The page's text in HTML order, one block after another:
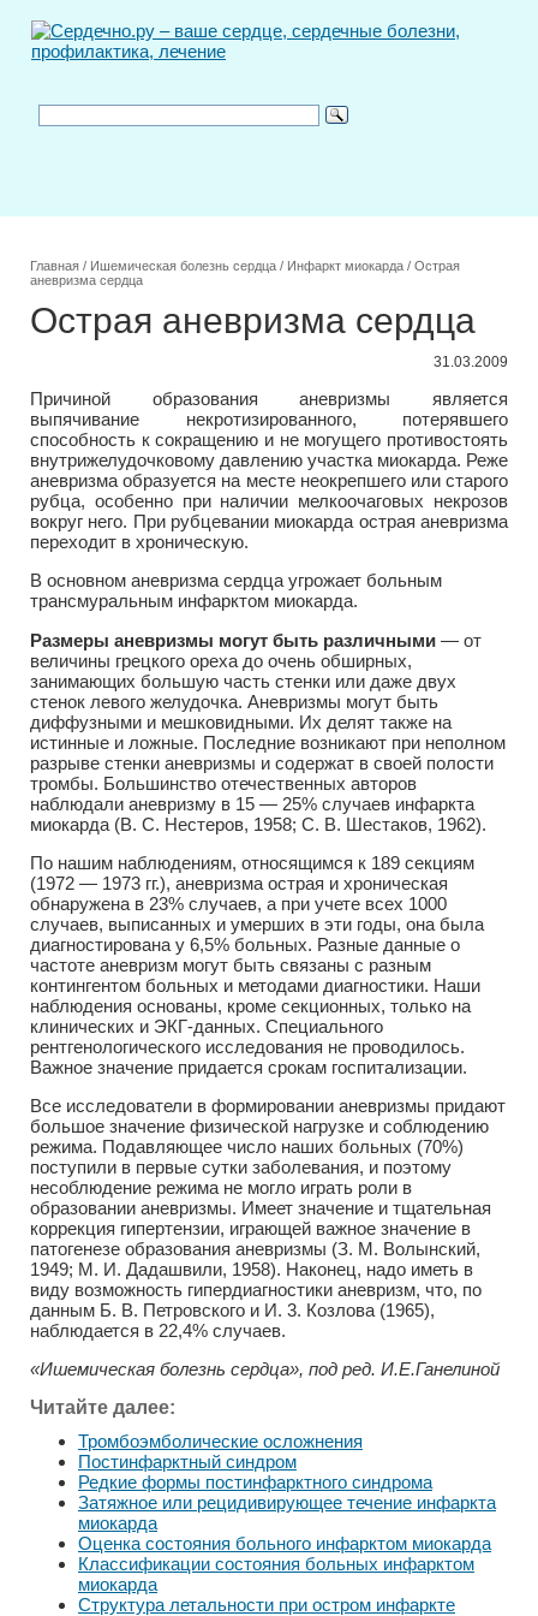
Главная / Ишемическая болезнь сердца / Инфаркт миокарда / Острая
аневризма сердца
Острая аневризма сердца
31.03.2009
Причиной образования аневризмы является
выпячивание некротизированного, потерявшего
способность к сокращению и не могущего противостоять
внутрижелудочковому давлению участка миокарда. Реже
аневризма образуется на месте неокрепшего или старого
рубца, особенно при наличии мелкоочаговых некрозов
вокруг него. При рубцевании миокарда острая аневризма
переходит в хроническую.
В основном аневризма сердца угрожает больным
трансмуральным инфарктом миокарда.
Размеры аневризмы могут быть различными — от
величины грецкого ореха до очень обширных,
занимающих большую часть стенки или даже двух
стенок левого желудочка. Аневризмы могут быть
диффузными и мешковидными. Их делят также на
истинные и ложные. Последние возникают при неполном
разрыве стенки аневризмы и содержат в своей полости
тромбы. Большинство отечественных авторов
наблюдали аневризму в 15 — 25% случаев инфаркта
миокарда (В. С. Нестеров, 1958; С. В. Шестаков, 1962).
По нашим наблюдениям, относящимся к 189 секциям
(1972 — 1973 гг.), аневризма острая и хроническая
обнаружена в 23% случаев, а при учете всех 1000
случаев, выписанных и умерших в эти годы, она была
диагностирована у 6,5% больных. Разные данные о
частоте аневризм могут быть связаны с разным
контингентом больных и методами диагностики. Наши
наблюдения основаны, кроме секционных, только на
клинических и ЭКГ-данных. Специального
рентгенологического исследования не проводилось.
Важное значение придается срокам госпитализации.
Все исследователи в формировании аневризмы придают
большое значение физической нагрузке и соблюдению
режима. Подавляющее число наших больных (70%)
поступили в первые сутки заболевания, и поэтому
несоблюдение режима не могло играть роли в
образовании аневризмы. Имеет значение и тщательная
коррекция гипертензии, играющей важное значение в
патогенезе образования аневризмы (З. М. Волынский,
1949; М. И. Дадашвили, 1958). Наконец, надо иметь в
виду возможность гипердиагностики аневризм, что, по
данным Б. В. Петровского и И. 3. Козлова (1965),
наблюдается в 22,4% случаев.
«Ишемическая болезнь сердца», под ред. И.Е.Ганелиной
Читайте далее:
Тромбоэмболические осложнения
Постинфарктный синдром
Редкие формы постинфарктного синдрома
Затяжное или рецидивирующее течение инфаркта
миокарда
Оценка состояния больного инфарктом миокарда
Классификации состояния больных инфарктом
миокарда
Структура летальности при остром инфаркте